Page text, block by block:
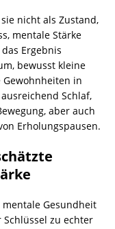
nicht als Zustand,
mentale Stärke
Ergebnis
bewusst kleine
in
Schlaf,
aber auch
Erholungspausen.
Gesundheit
zu echter